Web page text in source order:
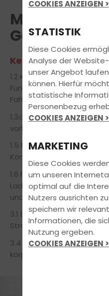
Modul 3:
Kenntnisbereiche:
1.2 Kenntnis der
Funktionsweise der
Fahrzeugs
1.3a Fähigkeit, Risiken im
vorherzusehen,zu
1.5 Fähigkeit zur
Komforts der Fahrgäste
1.6 Fähigkeit zur
Ladung unter
und durch richtige
3.1 Bewusstseinsbildung für
Straßenverkehrs und
3.4 Sensibilisierung für die
körperlichen und
COOKIES ANZEIGEN >
STATISTIK
Diese Cookies
Analyse der
unser Angebot
können. Hierfür
statistische
Personenbezug
COOKIES ANZEIGEN >
MARKETING
Diese Cookies
um unseren
optimal auf die
Nutzers ausrichten
speichern wir
Informationen, die
Nutzung ergeben.
COOKIES ANZEIGEN >